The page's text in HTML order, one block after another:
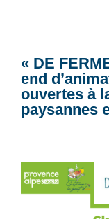
« DE
end
ouvertes à
paysannes